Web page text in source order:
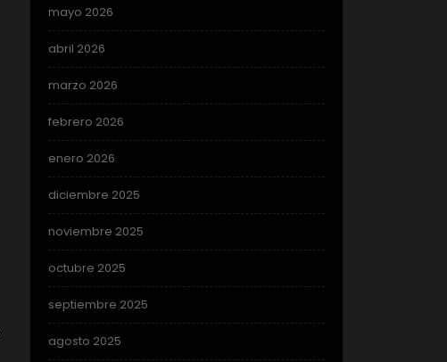
mayo 2026
abril 2026
marzo 2026
febrero 2026
enero 2026
diciembre 2025
noviembre 2025
octubre 2025
septiembre 2025
agosto 2025